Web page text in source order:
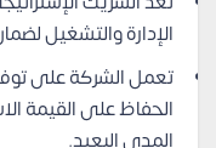
الإدارة والتشغيل
تعمل الشركة على
الحفاظ على القيمة
المدى البعيد.